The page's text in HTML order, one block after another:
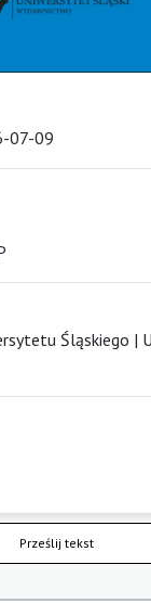
07-09
Śląskiego |
Prześlij tekst